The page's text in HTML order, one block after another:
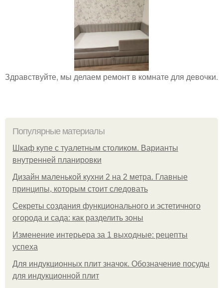
Здравствуйте, мы делаем ремонт в комнате для девочки.
Популярные материалы
Шкаф купе с туалетным столиком. Варианты
внутренней планировки
Дизайн маленькой кухни 2 на 2 метра. Главные
принципы, которым стоит следовать
Секреты создания функционального и эстетичного
огорода и сада: как разделить зоны
Изменение интерьера за 1 выходные: рецепты
успеха
Для индукционных плит значок. Обозначение посуды
для индукционной плит